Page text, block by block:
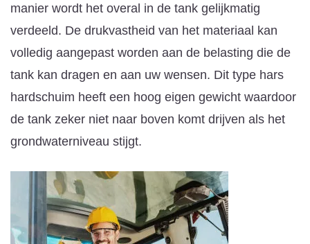
manier wordt het overal in de tank gelijkmatig
verdeeld. De drukvastheid van het materiaal kan
volledig aangepast worden aan de belasting die de
tank kan dragen en aan uw wensen. Dit type hars
hardschuim heeft een hoog eigen gewicht waardoor
de tank zeker niet naar boven komt drijven als het
grondwaterniveau stijgt.